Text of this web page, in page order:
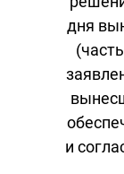
дня
и